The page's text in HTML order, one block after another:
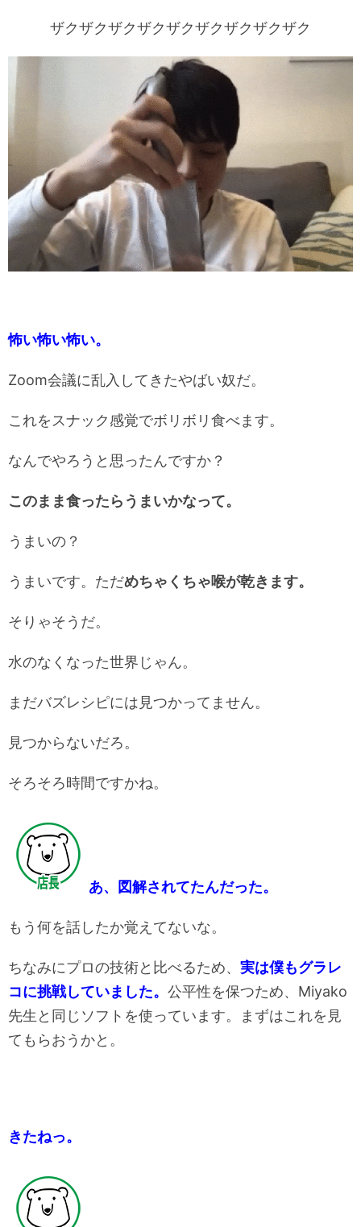
ザクザクザクザクザクザクザクザクザク
怖い怖い怖い。
Zoom会議に乱入してきたやばい奴だ。
これをスナック感覚でボリボリ食べます。
なんでやろうと思ったんですか？
このまま食ったらうまいかなって。
うまいの？
うまいです。ただめちゃくちゃ喉が乾きます。
そりゃそうだ。
水のなくなった世界じゃん。
まだバズレシピには見つかってません。
見つからないだろ。
そろそろ時間ですかね。
あ、図解されてたんだった。
もう何を話したか覚えてないな。
ちなみにプロの技術と比べるため、 実は僕もグラレ
コに挑戦していました。 公平性を保つため、Miyako
先生と同じソフトを使っています。まずはこれを見
てもらおうかと。
きたねっ。